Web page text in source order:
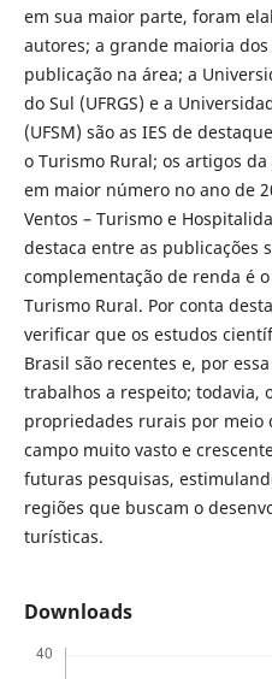
em sua maior parte, foram
autores; a grande maioria
publicação na área; a
do Sul (UFRGS) e a
(UFSM) são as IES de
o Turismo Rural; os artigos
em maior número no ano de
Ventos – Turismo e
destaca entre as publicações
complementação de renda é
Turismo Rural. Por conta
verificar que os estudos
Brasil são recentes e, por
trabalhos a respeito; todavia,
propriedades rurais por meio
campo muito vasto e
futuras pesquisas,
regiões que buscam o
turísticas.
Downloads